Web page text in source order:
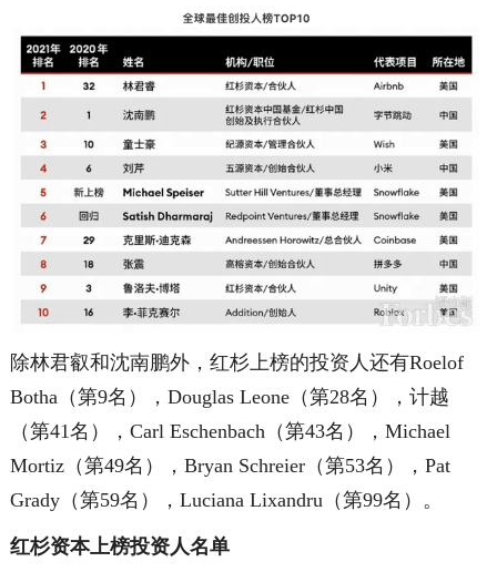
除林君叡和沈南鹏外，红杉上榜的投资人还有Roelof
Botha（第9名），Douglas Leone（第28名），计越
（第41名），Carl Eschenbach（第43名），Michael
Mortiz（第49名），Bryan Schreier（第53名），Pat
Grady（第59名），Luciana Lixandru（第99名）。
红杉资本上榜投资人名单